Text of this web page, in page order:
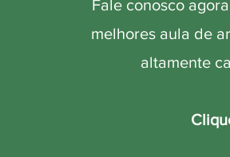
Fale conosco
melhores aula de
altamente